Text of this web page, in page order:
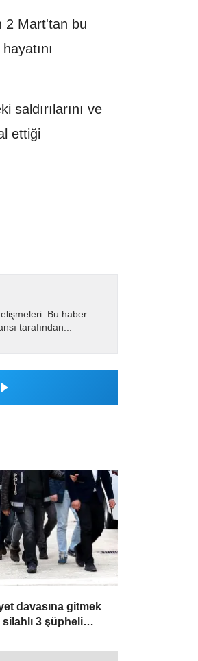
2 Mart'tan bu
saldırılarını ve
ettiği
Bu haber
tarafından...
davasına gitmek
silahlı 3 şüpheli